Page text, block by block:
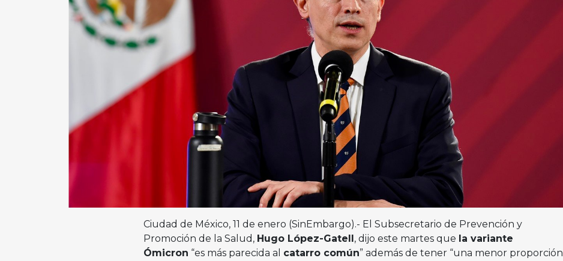
Ciudad de México, 11 de enero (SinEmbargo).- El Subsecretario de Prevención y
Promoción de la Salud, Hugo López-Gatell , dijo este martes que la variante
Ómicron “es más parecida al catarro común” además de tener “una menor proporción